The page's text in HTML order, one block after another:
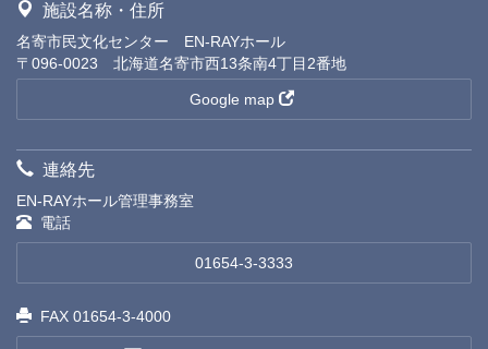
施設名称・住所
名寄市民文化センター EN-RAYホール
〒096-0023 北海道名寄市西13条南4丁目2番地
Google map
連絡先
EN-RAYホール管理事務室
電話
01654-3-3333
FAX 01654-3-4000